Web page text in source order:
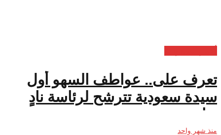
تعرف على.. عواطف السهو أول
سيدة سعودية تترشح لرئاسة نادٍ
رياضي
منذ شهر واحد